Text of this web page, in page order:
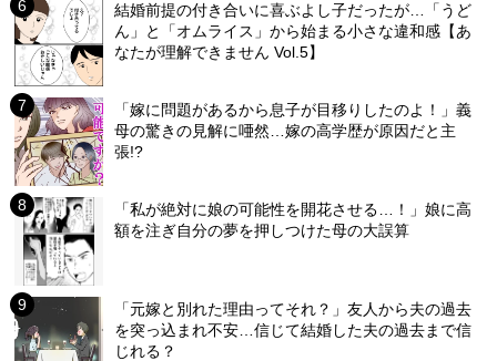
結婚前提の付き合いに喜ぶよし子だったが…「うど
ん」と「オムライス」から始まる小さな違和感【あ
なたが理解できません Vol.5】
「嫁に問題があるから息子が目移りしたのよ！」義
母の驚きの見解に唖然…嫁の高学歴が原因だと主
張!?
「私が絶対に娘の可能性を開花させる…！」娘に高
額を注ぎ自分の夢を押しつけた母の大誤算
「元嫁と別れた理由ってそれ？」友人から夫の過去
を突っ込まれ不安…信じて結婚した夫の過去まで信
じれる？